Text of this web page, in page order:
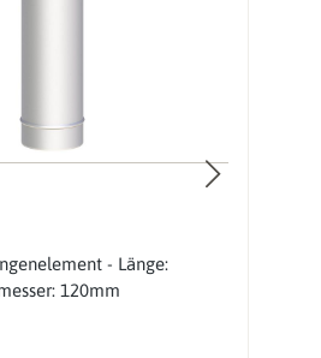
- Länge:
120mm